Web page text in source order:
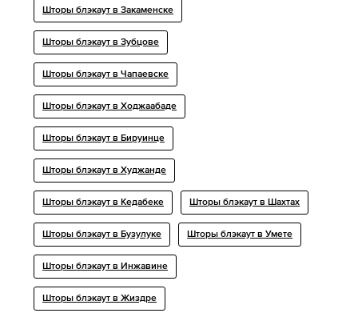
Шторы блэкаут в Закаменске
Шторы блэкаут в Зубцове
Шторы блэкаут в Чапаевске
Шторы блэкаут в Ходжаабаде
Шторы блэкаут в Бируинце
Шторы блэкаут в Худжанде
Шторы блэкаут в Кедабеке Шторы блэкаут в Шахтах
Шторы блэкаут в Бузулуке Шторы блэкаут в Умете
Шторы блэкаут в Инжавине
Шторы блэкаут в Жиздре